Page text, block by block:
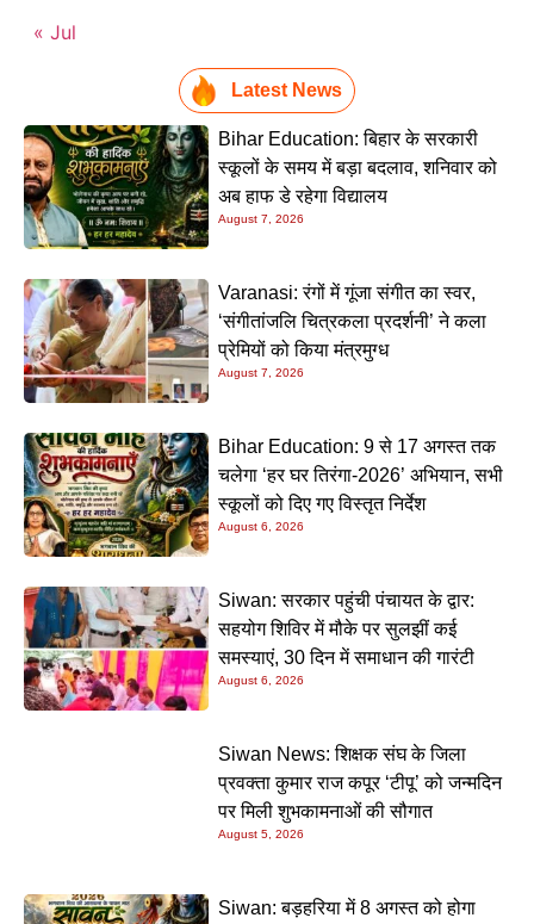
« Jul
Latest News
Bihar Education: बिहार के सरकारी
स्कूलों के समय में बड़ा बदलाव, शनिवार को
अब हाफ डे रहेगा विद्यालय
August 7, 2026
Varanasi: रंगों में गूंजा संगीत का स्वर,
‘संगीतांजलि चित्रकला प्रदर्शनी’ ने कला
प्रेमियों को किया मंत्रमुग्ध
August 7, 2026
Bihar Education: 9 से 17 अगस्त तक
चलेगा ‘हर घर तिरंगा-2026’ अभियान, सभी
स्कूलों को दिए गए विस्तृत निर्देश
August 6, 2026
Siwan: सरकार पहुंची पंचायत के द्वार:
सहयोग शिविर में मौके पर सुलझीं कई
समस्याएं, 30 दिन में समाधान की गारंटी
August 6, 2026
Siwan News: शिक्षक संघ के जिला
प्रवक्ता कुमार राज कपूर ‘टीपू’ को जन्मदिन
पर मिली शुभकामनाओं की सौगात
August 5, 2026
Siwan: बड़हरिया में 8 अगस्त को होगा